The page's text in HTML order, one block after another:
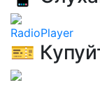
RadioPlayer
🎫